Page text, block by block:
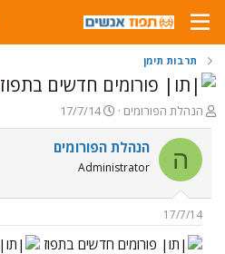
תרבות תימן
פורומים חדשים בתפוז
פ
ו
ת
ח
ה
ש
א
הנהלת הפורומים
פ
ו
ר
ם
ר
17/7/14
ה הנהלת הפורומים
Administrator
17/7/14
פורומים חדשים בתפוז